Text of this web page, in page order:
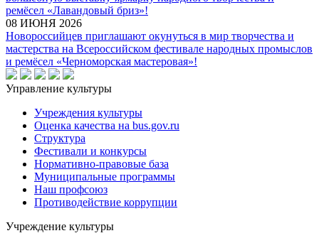
ремёсел «Лавандовый бриз»!
08 ИЮНЯ 2026
Новороссийцев приглашают окунуться в мир творчества и
мастерства на Всероссийском фестивале народных промыслов
и ремёсел «Черноморская мастеровая»!
Управление культуры
Учреждения культуры
Оценка качества на bus.gov.ru
Структура
Фестивали и конкурсы
Нормативно-правовые база
Муниципальные программы
Наш профсоюз
Противодействие коррупции
Учреждение культуры